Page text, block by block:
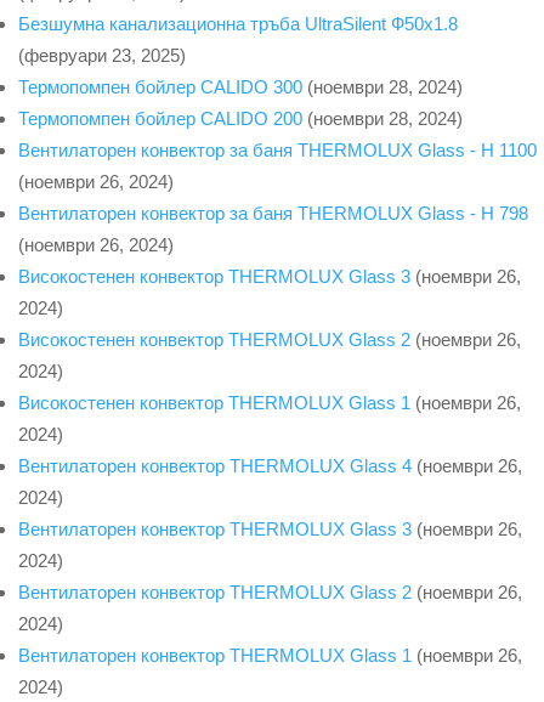
Безшумна канализационна тръба UltraSilent Ф50x1.8
(февруари 23, 2025)
Термопомпен бойлер CALIDO 300 (ноември 28, 2024)
Термопомпен бойлер CALIDO 200 (ноември 28, 2024)
Вентилаторен конвектор за баня THERMOLUX Glass - H 1100
(ноември 26, 2024)
Вентилаторен конвектор за баня THERMOLUX Glass - H 798
(ноември 26, 2024)
Високостенен конвектор THERMOLUX Glass 3 (ноември 26,
2024)
Високостенен конвектор THERMOLUX Glass 2 (ноември 26,
2024)
Високостенен конвектор THERMOLUX Glass 1 (ноември 26,
2024)
Вентилаторен конвектор THERMOLUX Glass 4 (ноември 26,
2024)
Вентилаторен конвектор THERMOLUX Glass 3 (ноември 26,
2024)
Вентилаторен конвектор THERMOLUX Glass 2 (ноември 26,
2024)
Вентилаторен конвектор THERMOLUX Glass 1 (ноември 26,
2024)